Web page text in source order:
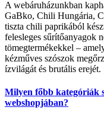
A webáruházunkban
GaBko, Chili Hungária,
tiszta chili paprikából
felesleges sűrítőanyagok
tömegtermékekkel –
kézműves szószok
ízvilágát és brutális erejét.
Milyen főbb kategóriák
webshopjában?